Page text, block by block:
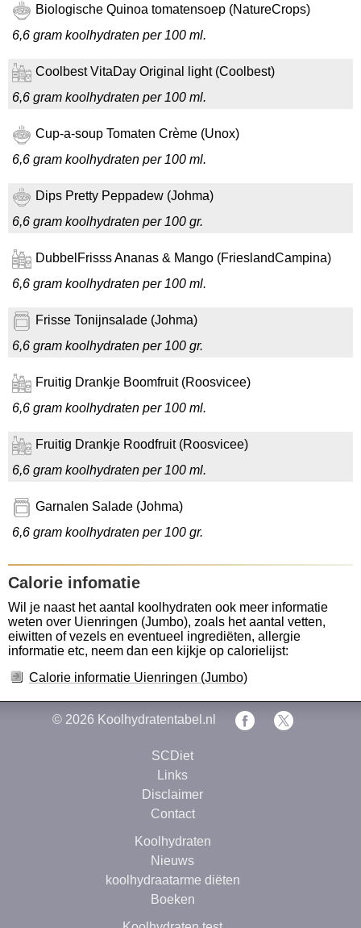
Biologische Quinoa tomatensoep (NatureCrops)
6,6 gram koolhydraten per 100 ml.
Coolbest VitaDay Original light (Coolbest)
6,6 gram koolhydraten per 100 ml.
Cup-a-soup Tomaten Crème (Unox)
6,6 gram koolhydraten per 100 ml.
Dips Pretty Peppadew (Johma)
6,6 gram koolhydraten per 100 gr.
DubbelFrisss Ananas & Mango (FrieslandCampina)
6,6 gram koolhydraten per 100 ml.
Frisse Tonijnsalade (Johma)
6,6 gram koolhydraten per 100 gr.
Fruitig Drankje Boomfruit (Roosvicee)
6,6 gram koolhydraten per 100 ml.
Fruitig Drankje Roodfruit (Roosvicee)
6,6 gram koolhydraten per 100 ml.
Garnalen Salade (Johma)
6,6 gram koolhydraten per 100 gr.
Calorie infomatie
Wil je naast het aantal koolhydraten ook meer informatie
weten over Uienringen (Jumbo), zoals het aantal vetten,
eiwitten of vezels en eventueel ingrediëten, allergie
informatie etc, neem dan een kijkje op calorielijst:
Calorie informatie Uienringen (Jumbo)
© 2026 Koolhydratentabel.nl
SCDiet
Links
Disclaimer
Contact
Koolhydraten
Nieuws
koolhydraatarme diëten
Boeken